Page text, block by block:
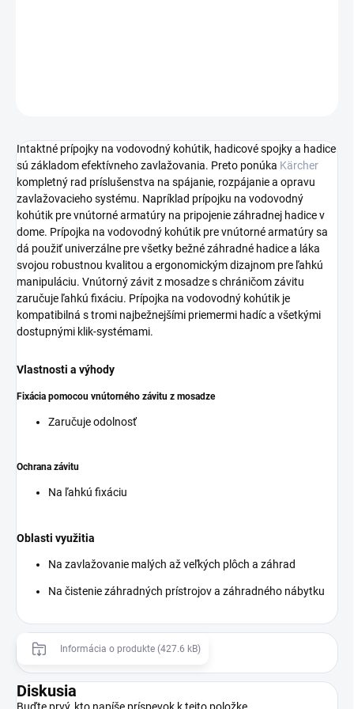
Intaktné prípojky na vodovodný kohútik, hadicové spojky a hadice
sú základom efektívneho zavlažovania. Preto ponúka Kärcher
kompletný rad príslušenstva na spájanie, rozpájanie a opravu
zavlažovacieho systému. Napríklad prípojku na vodovodný
kohútik pre vnútorné armatúry na pripojenie záhradnej hadice v
dome. Prípojka na vodovodný kohútik pre vnútorné armatúry sa
dá použiť univerzálne pre všetky bežné záhradné hadice a láka
svojou robustnou kvalitou a ergonomickým dizajnom pre ľahkú
manipuláciu. Vnútorný závit z mosadze s chráničom závitu
zaručuje ľahkú fixáciu. Prípojka na vodovodný kohútik je
kompatibilná s tromi najbežnejšími priemermi hadíc a všetkými
dostupnými klik-systémami.
Vlastnosti a výhody
Fixácia pomocou vnútorného závitu z mosadze
Zaručuje odolnosť
Ochrana závitu
Na ľahkú fixáciu
Oblasti využitia
Na zavlažovanie malých až veľkých plôch a záhrad
Na čistenie záhradných prístrojov a záhradného nábytku
Informácia o produkte (427.6 kB)
Diskusia